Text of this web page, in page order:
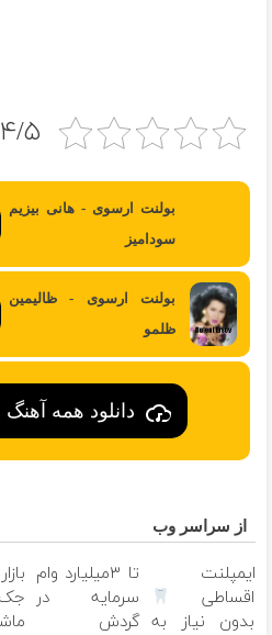
۴.۴/۵ -
بولنت ارسوی - هانی بیزیم
سودامیز
بولنت ارسوی - ظالیمین
ظلمو
دانلود همه
از سراسر وب
ایمپلنت
اقساطی
بدون نیاز به
تا ۳میلیارد وام
سرمایه در
گردش